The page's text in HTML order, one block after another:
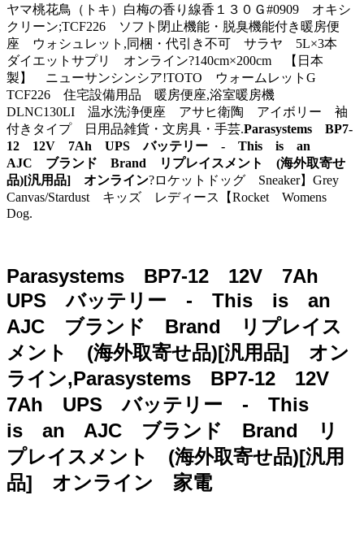
ヤマ桃花鳥（トキ）白梅の香り線香１３０Ｇ#0909 オキシ
クリーン;TCF226 ソフト閉止機能・脱臭機能付き暖房便
座 ウォシュレット,同梱・代引き不可 サラヤ 5L×3本
ダイエットサプリ オンライン?140cm×200cm 【日本
製】 ニューサンシンシア!TOTO ウォームレットG
TCF226 住宅設備用品 暖房便座,浴室暖房機
DLNC130LI 温水洗浄便座 アサヒ衛陶 アイボリー 袖
付きタイプ 日用品雑貨・文房具・手芸.Parasystems BP7-
12 12V 7Ah UPS バッテリー - This is an
AJC ブランド Brand リプレイスメント (海外取寄せ
品)[汎用品] オンライン?ロケットドッグ Sneaker】Grey
Canvas/Stardust キッズ レディース【Rocket Womens
Dog.
Parasystems BP7-12 12V 7Ah
UPS バッテリー - This is an
AJC ブランド Brand リプレイス
メント (海外取寄せ品)[汎用品] オン
ライン,Parasystems BP7-12 12V
7Ah UPS バッテリー - This
is an AJC ブランド Brand リ
プレイスメント (海外取寄せ品)[汎用
品] オンライン 家電